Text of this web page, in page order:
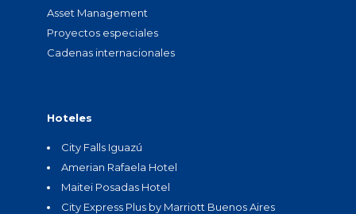
Asset Management
Proyectos especiales
Cadenas internacionales
Hoteles
City Falls Iguazú
Amerian Rafaela Hotel
Maitei Posadas Hotel
City Express Plus by Marriott Buenos Aires